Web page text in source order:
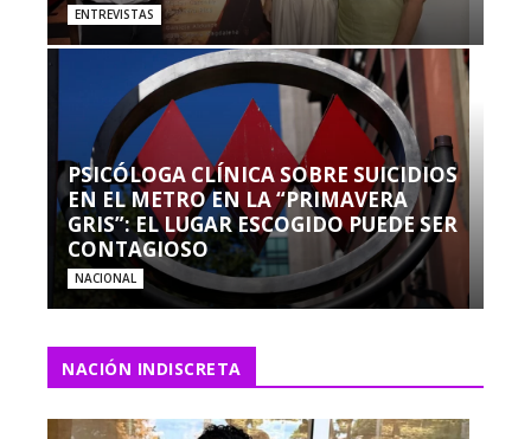
ENTREVISTAS
PSICÓLOGA CLÍNICA SOBRE SUICIDIOS
EN EL METRO EN LA “PRIMAVERA
GRIS”: EL LUGAR ESCOGIDO PUEDE SER
CONTAGIOSO
NACIONAL
NACIÓN INDISCRETA